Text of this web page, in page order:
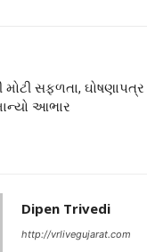
સફળતા, ઘોષણાપત્ર
આભાર
Dipen Trivedi
http://vrlivegujarat.com